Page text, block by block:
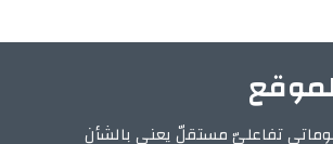
تفاعليّ مستقلّ يعني بالشأن